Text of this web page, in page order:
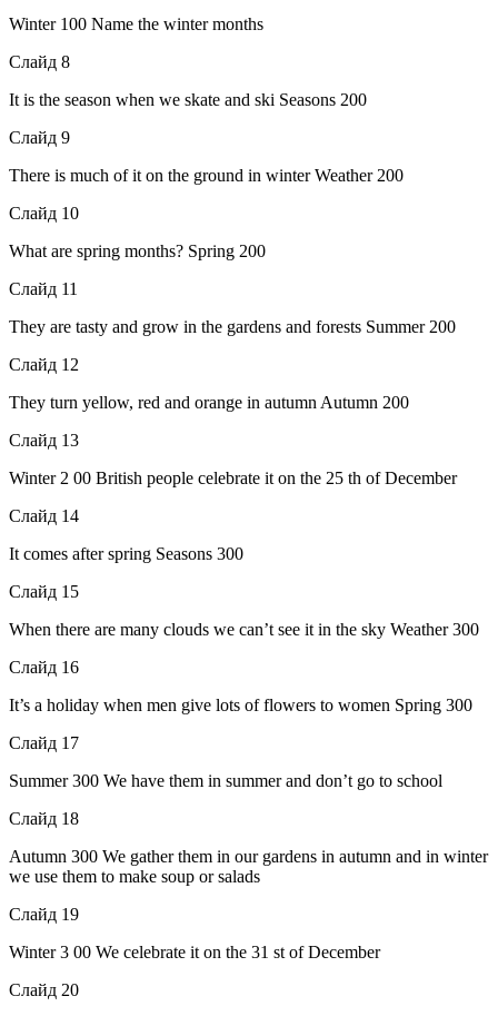
Winter 100 Name the winter months
Слайд 8
It is the season when we skate and ski Seasons 200
Слайд 9
There is much of it on the ground in winter Weather 200
Слайд 10
What are spring months? Spring 200
Слайд 11
They are tasty and grow in the gardens and forests Summer 200
Слайд 12
They turn yellow, red and orange in autumn Autumn 200
Слайд 13
Winter 2 00 British people celebrate it on the 25 th of December
Слайд 14
It comes after spring Seasons 300
Слайд 15
When there are many clouds we can’t see it in the sky Weather 300
Слайд 16
It’s a holiday when men give lots of flowers to women Spring 300
Слайд 17
Summer 300 We have them in summer and don’t go to school
Слайд 18
Autumn 300 We gather them in our gardens in autumn and in winter
we use them to make soup or salads
Слайд 19
Winter 3 00 We celebrate it on the 31 st of December
Слайд 20